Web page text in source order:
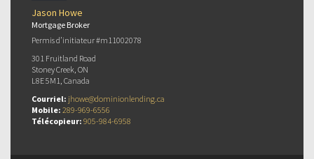
Jason Howe
Mortgage Broker
Permis d’initiateur #m11002078
301 Fruitland Road
Stoney Creek, ON
L8E 5M1, Canada
Courriel: jhowe@dominionlending.ca
Mobile: 289-969-6556
Télécopieur: 905-984-6958